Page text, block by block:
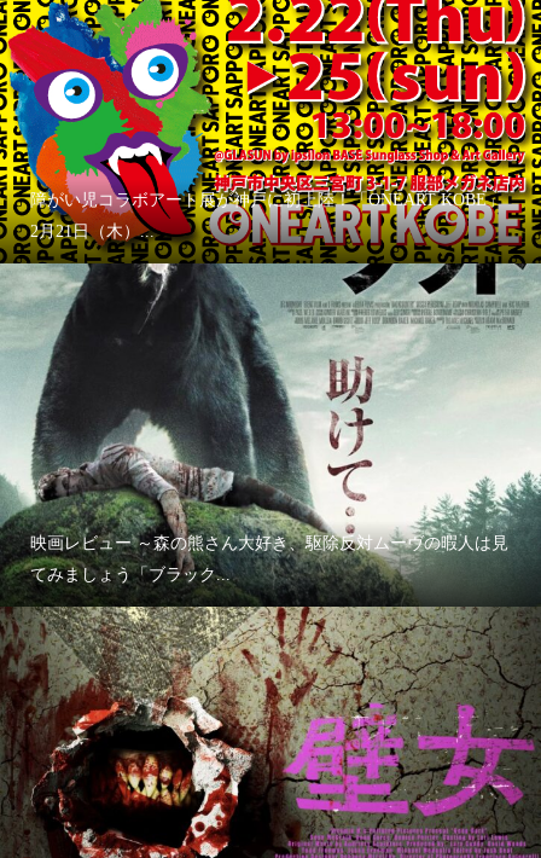
障がい児コラボアート展が神戸に初上陸！「ONEART KOBE」
2月21日（木）...
映画レビュー ～森の熊さん大好き、駆除反対ムーヴの暇人は見
てみましょう「ブラック...